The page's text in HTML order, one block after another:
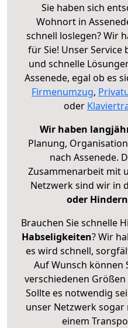
Sie haben sich
Wohnort in
schnell loslegen? Wir
für Sie! Unser
und schnelle
Assenede, egal ob es
Firmenumzug,
oder
Wir haben
Planung,
nach Assenede.
Zusammenarbeit mit
Netzwerk sind wir in
oder
Brauchen Sie schnelle
Habseligkeiten? Wir
es wird schnell,
Auf Wunsch können
verschiedenen
Sollte es notwendig
unser Netzwerk
einem